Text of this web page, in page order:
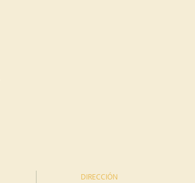
DIRECCIÓN